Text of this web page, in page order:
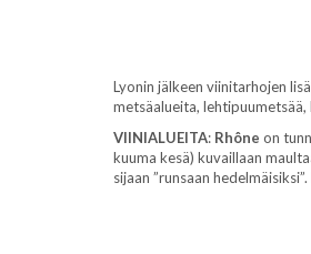
Lyonin jälkeen viinitarhojen
metsäalueita,
VIINIALUEITA: Rhône on
kuuma kesä) kuvaillaan
sijaan ”runsaan